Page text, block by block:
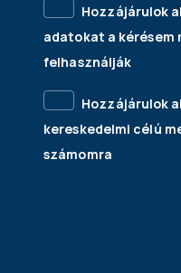
Hozzájárulok
adatokat a kérésem
felhasználják
Hozzájárulok
kereskedelmi célú
számomra